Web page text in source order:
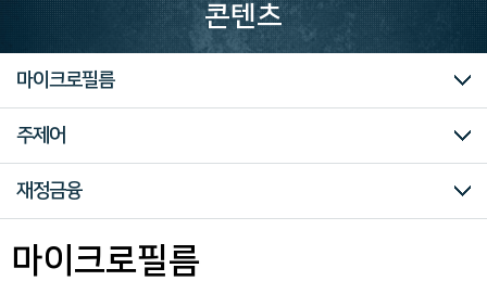
는
운
콘텐츠
대한민국임시정부
독립운동가 자료
마이크로필름
미주흥사단
신문자료
의병자료
재한선교사보고문건
일제강점기 피해자 명부
대한인국민회
주제어
전체
시대
조선
개항기
개항이후
대한제국기
일제강점기
일제강점시대
해방이후
주제어
강제연행
개혁운동
견문보고
강제침탈
공산주의운동
국권침탈
근우회운동
노동운동
농민운동
민족주의
소년운동
신간회운동
언론출판운동
여성운동
조선공산당
종교단체
청년운동
학생운동
국내정치
군사제도
근대교육
근대문물
금융재정
기독교
내정간섭
대외관계
대외무역
독립운동
동양척식주식회사
동학
러시아
만주
독립군운동
모금활동
미주
산업일반
식민지교육
식민통치
언론 출판
외국인고문
이권침탈
인구통계
일본
일제침략
임시의정원
잡건
재정금융
재해
중국관내
치안범죄
토지조사사업
페르시아문서
하와이한인사회
한 일외교
한국강점
훈령
기타
재정금융
강제연행
개혁운동
견문보고
강제침탈
공산주의운동
국권침탈
근우회운동
노동운동
농민운동
민족주의
소년운동
신간회운동
언론출판운동
여성운동
조선공산당
종교단체
청년운동
학생운동
국내정치
군사제도
근대교육
근대문물
금융재정
기독교
내정간섭
대외관계
대외무역
독립운동
동양척식주식회사
동학
러시아
만주
독립군운동
모금활동
미주
산업일반
식민지교육
식민통치
언론 출판
외국인고문
이권침탈
인구통계
일본
일제침략
임시의정원
잡건
재정금융
재해
중국관내
치안범죄
토지조사사업
페르시아문서
하와이한인사회
한 일외교
한국강점
훈령
기타
마이크로필름